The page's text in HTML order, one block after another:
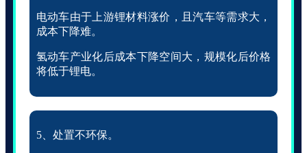
电动车由于上游锂材料涨价，且汽车等需求大，
成本下降难。
氢动车产业化后成本下降空间大，规模化后价格
将低于锂电。
5、处置不环保。